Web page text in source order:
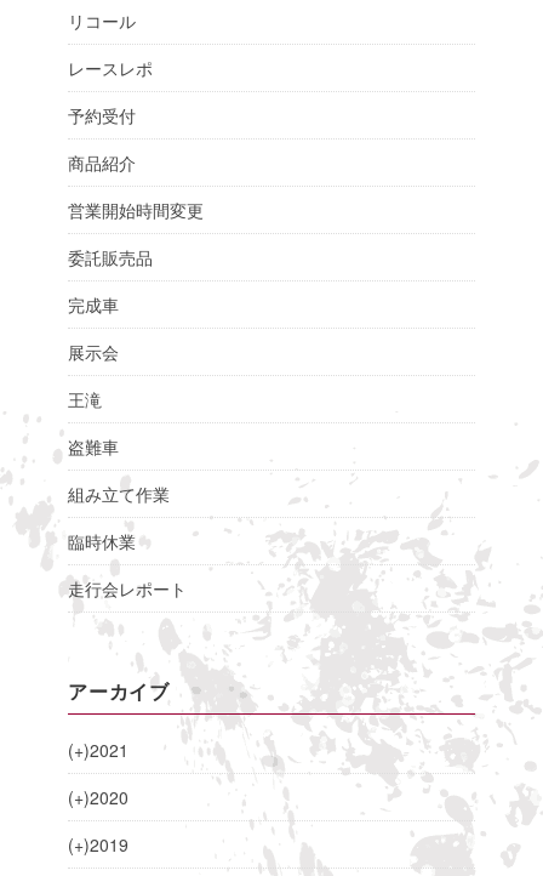
リコール
レースレポ
予約受付
商品紹介
営業開始時間変更
委託販売品
完成車
展示会
王滝
盗難車
組み立て作業
臨時休業
走行会レポート
アーカイブ
(+)2021
(+)2020
(+)2019